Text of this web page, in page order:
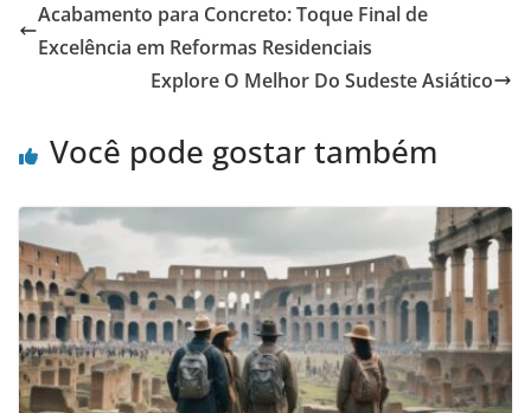
Acabamento para Concreto: Toque Final de
Excelência em Reformas Residenciais
Explore O Melhor Do Sudeste Asiático
Você pode gostar também